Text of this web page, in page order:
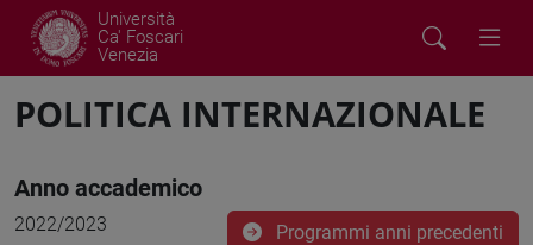
Università
Ca' Foscari
Venezia
POLITICA INTERNAZIONALE
Anno accademico
2022/2023 Programmi anni precedenti